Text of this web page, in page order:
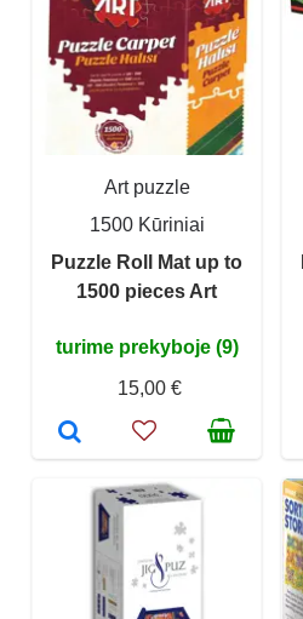
Art puzzle
1500 Kūriniai
Puzzle Roll Mat up to
1500 pieces Art
turime prekyboje (9)
15,00 €